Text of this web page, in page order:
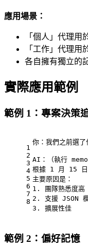
應用場景：
「個人」代理用
「工作」代理用
各自擁有獨立的
實際應用範例
範例 1：專案決策
1
2
3
4
5
6
7
8
你：我們之前選了
AI：（執行
根據 1 月 15 日
主要原因是：
1. 團隊熟悉度高
2. 支援 JSON
3. 擴展性佳
範例 2：偏好記憶